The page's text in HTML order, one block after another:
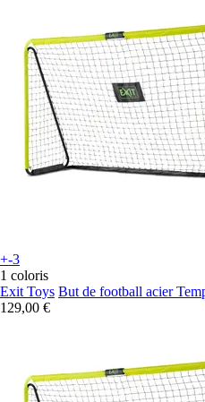
+-3
1 coloris
Exit Toys But de football acier
129,00 €